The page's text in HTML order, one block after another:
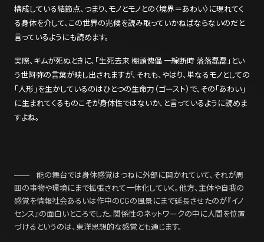
構成している結節点、つまり、モノとモノとの〈境界＝あわい〉に現れてく
る身体を介して、この世界の兆候を読み取っていかねばならないのだと
言っているようにも読めます。
実際、キムが死ぬときに、「生死去来 棚頭傀儡 一線断時 落落磊磊」とい
う世阿弥の言葉が映し出されますが、それも、やはり、単なるモノとしての
「人形」を生かしているのはひとつの生命力（ゴースト）で、その「あわい」
に生まれてくるものこそが身体性ではないか、と言っているように読めま
すよね。
能の舞台では身体感覚はつねに外部に開かれていて、それが周
囲の事物や環境にまで拡張されて一体化していく。他方、主体や自我の
感覚を情報社会あるいは作中のCGの風景にまで延長させたのが『イノ
センス』の面白いところでした。関係性のネットワークの中に人間を位置
づけるというのは、東洋思想的な感覚とも通じます。